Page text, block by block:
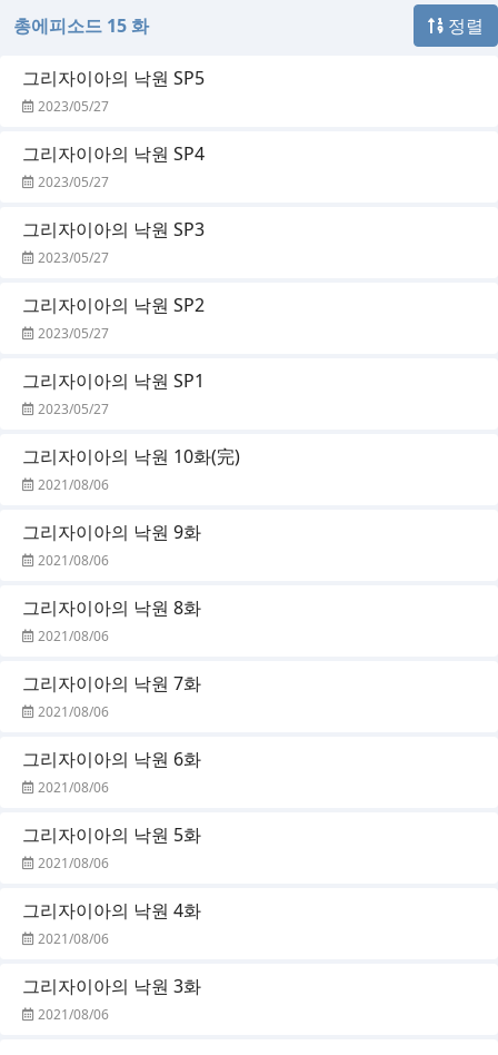
총에피소드 15 화 정렬
그리자이아의 낙원 SP5
2023/05/27
그리자이아의 낙원 SP4
2023/05/27
그리자이아의 낙원 SP3
2023/05/27
그리자이아의 낙원 SP2
2023/05/27
그리자이아의 낙원 SP1
2023/05/27
그리자이아의 낙원 10화(完)
2021/08/06
그리자이아의 낙원 9화
2021/08/06
그리자이아의 낙원 8화
2021/08/06
그리자이아의 낙원 7화
2021/08/06
그리자이아의 낙원 6화
2021/08/06
그리자이아의 낙원 5화
2021/08/06
그리자이아의 낙원 4화
2021/08/06
그리자이아의 낙원 3화
2021/08/06